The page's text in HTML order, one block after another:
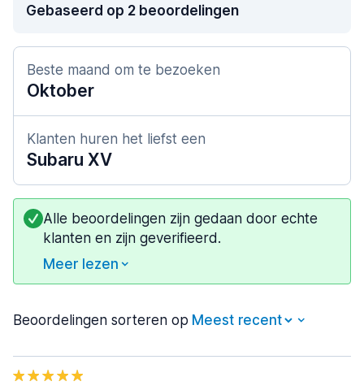
Gebaseerd op 2 beoordelingen
Beste maand om te bezoeken
Oktober
Klanten huren het liefst een
Subaru XV
Alle beoordelingen zijn gedaan door echte
klanten en zijn geverifieerd.
Meer lezen
Beoordelingen sorteren op